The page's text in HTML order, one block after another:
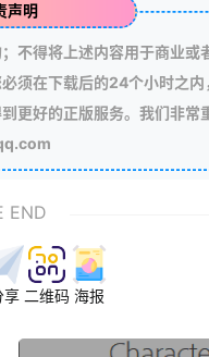
声明
不得将上述内容用于商业或
须在下载后的24个小时之
更好的正版服务。我们非常
END
享 二维码 海报